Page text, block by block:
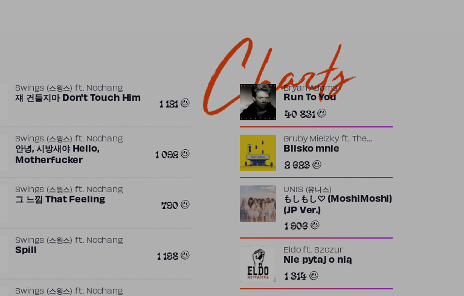
Swings (스윙스) ft. Nochang
쟤 건들지마 Don't Touch Him 1 121
Swings (스윙스) ft. Nochang
안녕, 시방새야 Hello,
Motherfucker
1 092
Swings (스윙스) ft. Nochang
그 느낌 That Feeling 790
Swings (스윙스) ft. Nochang
Spill 1 198
Swings (스윙스) ft. Nochang
Charts
Bryan Adams
Run To You
40 831
Gruby Mielzkyft.
The
Returners
Blisko mnie
2 623
UNIS (유니스)
もしもし♡ (MoshiMoshi)
(JP Ver.)
1 906
Eldoft. Szczur
Nie pytaj o nią
1 314